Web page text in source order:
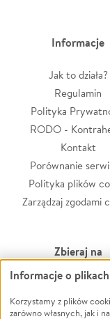
Informacje
Jak to działa?
Regulamin
Polityka
RODO -
Kontakt
Porównanie
Polityka plików
Zarządzaj zgodami
Zbieraj na
Leczenie
Zwierzęta
Informacje o
Korzystamy z plików
zarówno własnych, jak i